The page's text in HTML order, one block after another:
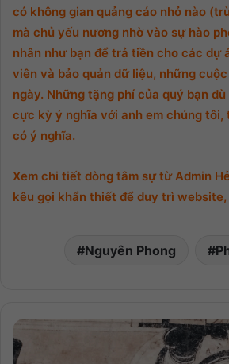
có không gian quảng cáo nhỏ nào
mà chủ yếu nương nhờ vào sự hào
nhân như bạn để trả tiền cho các dự
viên và bảo quản dữ liệu, những
ngày. Những tặng phí của quý bạn
cực kỳ ý nghĩa với anh em chúng
có ý nghĩa.
Xem chi tiết dòng tâm sự từ Admin
kêu gọi khẩn thiết để duy trì website,
Nguyên Phong